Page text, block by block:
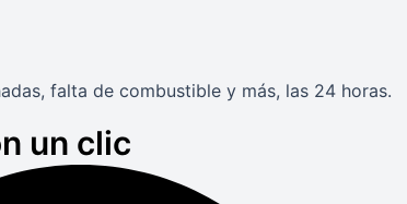
falta de combustible y más, las 24 horas.
un clic